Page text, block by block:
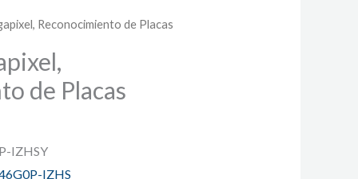
Reconocimiento de Placas
de Placas
IZHSY
IZHS